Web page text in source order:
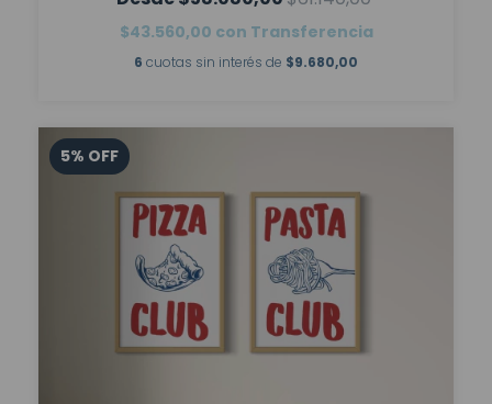
$43.560,00 con Transferencia
6 cuotas sin interés de $9.680,00
5% OFF